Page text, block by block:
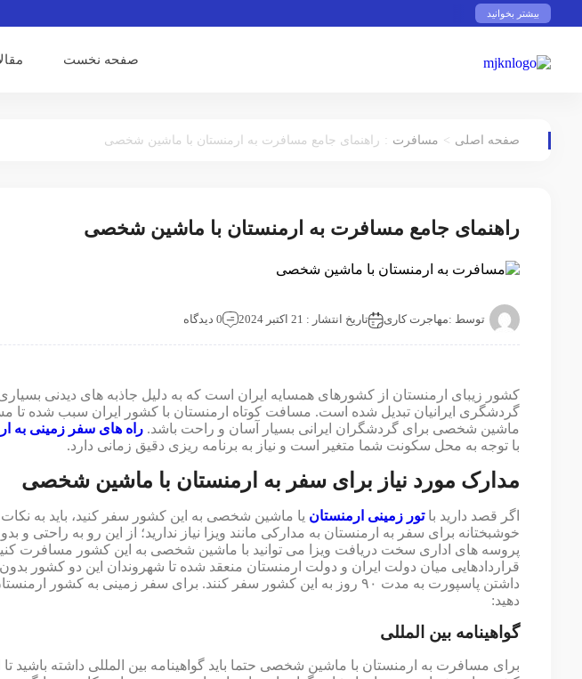
بیشتر بخوانید
صفحه نخست
صفحه اصلی > مسافرت : راهنمای جامع مسافرت به ارمنستان با ماشین شخصی
راهنمای جامع مسافرت به ارمنستان با ماشین شخصی
توسط :مهاجرت کاری تاریخ انتشار : 21 اکتبر 2024 0 دیدگاه
کشور زیبای ارمنستان از کشورهای همسایه ایران است که به دلیل جاذبه های دیدنی
گردشگری ایرانیان تبدیل شده است. مسافت کوتاه ارمنستان با کشور ایران سبب شده تا
ماشین شخصی برای گردشگران ایرانی بسیار آسان و راحت باشد. راه های سفر زمینی به
با توجه به محل سکونت شما متغیر است و نیاز به برنامه ریزی دقیق زمانی دارد.
مدارک مورد نیاز برای سفر به ارمنستان با ماشین شخصی
اگر قصد دارید باتور زمینی ارمنستان یا ماشین شخصی به این کشور سفر کنید، باید به نکات
خوشبختانه برای سفر به ارمنستان به مدارکی مانند ویزا نیاز ندارید؛ از این رو به راحتی
قراردادهایی میان دولت ایران و دولت ارمنستان منعقد شده تا شهروندان این دو کشور بدون
داشتن پاسپورت به مدت ۹۰ روز به این کشور سفر کنند‌. برای سفر زمینی به کشور
دهید:
گواهینامه بین ‌المللی
برای مسافرت به ارمنستان با ماشین شخصی حتما باید گواهینامه بین المللی داشته باشید تا